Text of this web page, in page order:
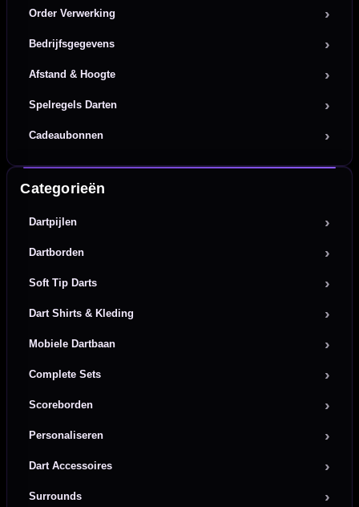
Order Verwerking
Bedrijfsgegevens
Afstand & Hoogte
Spelregels Darten
Cadeaubonnen
Categorieën
Dartpijlen
Dartborden
Soft Tip Darts
Dart Shirts & Kleding
Mobiele Dartbaan
Complete Sets
Scoreborden
Personaliseren
Dart Accessoires
Surrounds